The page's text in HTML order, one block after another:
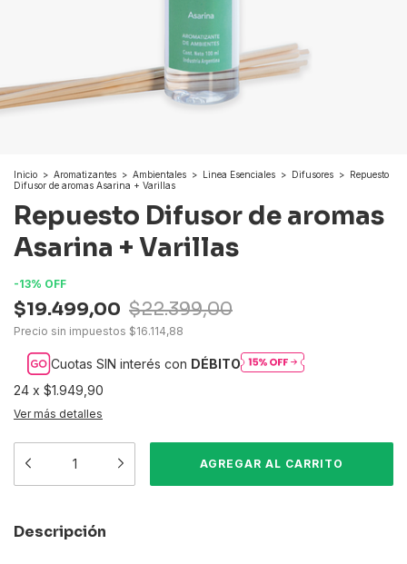
Inicio > Aromatizantes > Ambientales > Linea Esenciales > Difusores > Repuesto
Difusor de aromas Asarina + Varillas
Repuesto Difusor de aromas
Asarina + Varillas
-13% OFF
$19.499,00 $22.399,00
Precio sin impuestos $16.114,88
Cuotas SIN interés con DÉBITO
24 x $1.949,90
Ver más detalles
Descripción